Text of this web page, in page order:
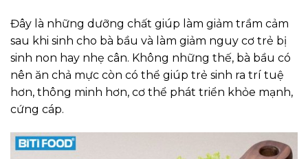
Đây là những dưỡng chất giúp làm giảm trầm cảm
sau khi sinh cho bà bầu và làm giảm nguy cơ trẻ bị
sinh non hay nhẹ cân. Không những thế, bà bầu có
nên ăn chả mực còn có thể giúp trẻ sinh ra trí tuệ
hơn, thông minh hơn, cơ thể phát triển khỏe mạnh,
cứng cáp.